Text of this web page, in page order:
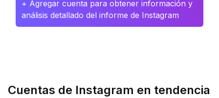
+ Agregar cuenta para obtener información y
análisis detallado del informe de Instagram
Cuentas de Instagram en tendencia